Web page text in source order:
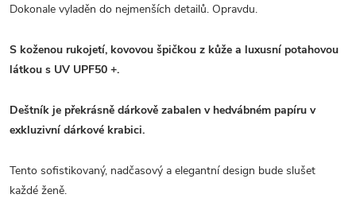
Dokonale vyladěn do nejmenších detailů. Opravdu.
S koženou rukojetí, kovovou špičkou z kůže a luxusní potahovou
látkou s UV UPF50 +.
Deštník je překrásně dárkově zabalen v hedvábném papíru v
exkluzivní dárkové krabici.
Tento sofistikovaný, nadčasový a elegantní design bude slušet
každé ženě.